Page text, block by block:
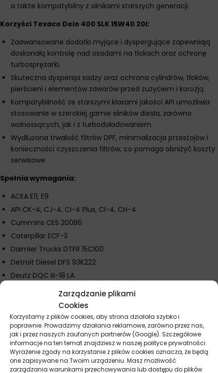
Zarządzanie plikami
Cookies
Korzystamy z plików cookies, aby strona działała szybko i
poprawnie. Prowadzimy działania reklamowe, zarówno przez nas,
jak i przez naszych zaufanych partnerów (Google). Szczegółowe
informacje na ten temat znajdziesz w naszej polityce prywatności.
Wyrażenie zgody na korzystanie z plików cookies oznacza, że będą
one zapisywane na Twoim urządzeniu. Masz możliwość
zarządzania warunkami przechowywania lub dostępu do plików
a także kompatybilny z silnikami starszych generacji.
Korzyści Texaco Delo 400 SLK 15W40 20l:
Zaawansowane dodatki myjące i dyspergujące zapewniają
doskonałą kontrolę nad osadami na tłokach oraz ochronę
turbosprężarki.
Skuteczna dyspersja sadzy oraz ochrona cylindrów, tłoków,
pierścieni i elementów zaworów przed zużyciem i korozją.
Kompatybilność ze starszymi klasami jakości API umożliwia
stosowanie w szerokiej gamie silników diesla, zarówno
wolnossących, jak i z turbodoładowaniem.
Wydłużona trwałość filtrów DPF, minimalizacja przestojów i
konieczności czyszczenia filtrów, co pomaga obniżyć koszty
serwisowe.
Spełnia wymagania:
ACEA E11, E9
API CK-4, CJ-4, CI-4 Plus, CI-4, CH-4
Cummins CES 20086
Caterpillar ECF-3
Daimler Trucks DTFR 15C100
Detroit Diesel DFS 93K222
Deutz DQC III-18 LA
MTU 2.1
Mack EO-O Premium Plus, EO-N, EO-M Plus, EO-M
Renault Trucks RLD-2, RLD-3
Volvo VDS-3, VDS-4, VDS-4.5
ZF TE-ML 04C